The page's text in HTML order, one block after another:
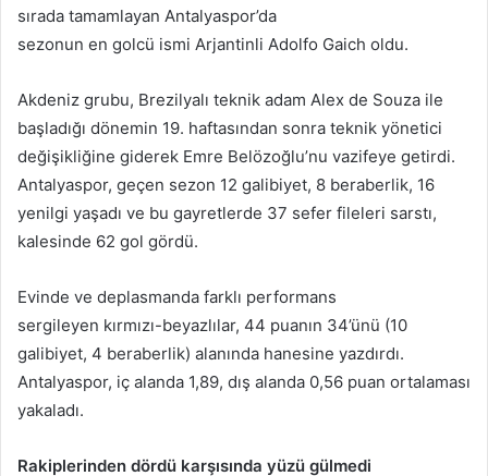
sırada tamamlayan Antalyaspor’da
sezonun en golcü ismi Arjantinli Adolfo Gaich oldu.
Akdeniz grubu, Brezilyalı teknik adam Alex de Souza ile
başladığı dönemin 19. haftasından sonra teknik yönetici
değişikliğine giderek Emre Belözoğlu’nu vazifeye getirdi.
Antalyaspor, geçen sezon 12 galibiyet, 8 beraberlik, 16
yenilgi yaşadı ve bu gayretlerde 37 sefer fileleri sarstı,
kalesinde 62 gol gördü.
Evinde ve deplasmanda farklı performans
sergileyen kırmızı-beyazlılar, 44 puanın 34’ünü (10
galibiyet, 4 beraberlik) alanında hanesine yazdırdı.
Antalyaspor, iç alanda 1,89, dış alanda 0,56 puan ortalaması
yakaladı.
Rakiplerinden dördü karşısında yüzü gülmedi